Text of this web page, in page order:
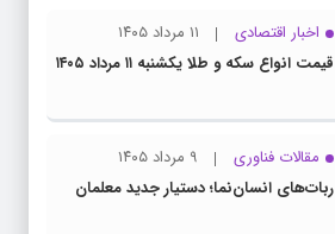
اخبار اقتصادی
۱۱ مرداد ۱۴۰۵
قیمت انواع سکه و طلا یکشنبه ۱۱ مرداد ۱۴۰۵
مقالات فناوری
۹ مرداد ۱۴۰۵
ربات‌های انسان‌نما؛ دستیار جدید معلمان